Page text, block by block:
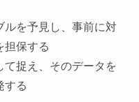
ルを予見し、事前に対
担保する
て捉え、そのデータを
する